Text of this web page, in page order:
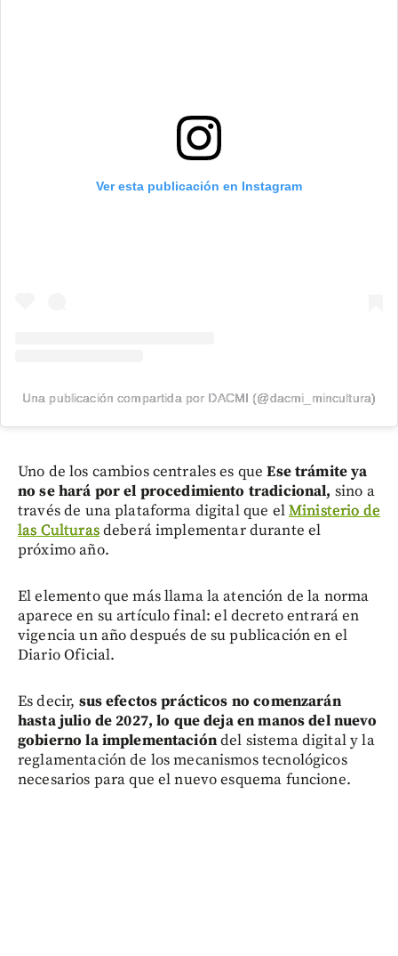
Ver esta publicación en Instagram
Una publicación compartida por DACMI (@dacmi_mincultura)
Uno de los cambios centrales es que Ese trámite ya
no se hará por el procedimiento tradicional, sino a
través de una plataforma digital que elMinisterio de
las Culturasdeberá implementar durante el
próximo año.
El elemento que más llama la atención de la norma
aparece en su artículo final: el decreto entrará en
vigencia un año después de su publicación en el
Diario Oficial.
Es decir, sus efectos prácticos no comenzarán
hasta julio de 2027, lo que deja en manos del nuevo
gobierno la implementacióndel sistema digital y la
reglamentación de los mecanismos tecnológicos
necesarios para que el nuevo esquema funcione.